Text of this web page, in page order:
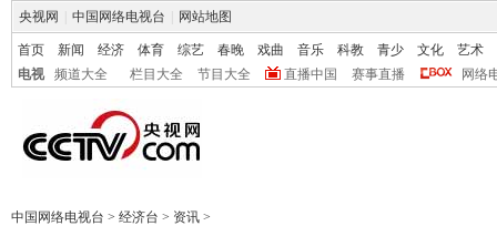
央视网 中国网络电视台 网站地图
首页 新闻 经济 体育 综艺 春晚 戏曲 音乐 科教 青少 文化
艺术
电视
频道大全 栏目大全 节目大全 直播中国 赛事直播 网络
中国网络电视台 > 经济台 > 资讯 >